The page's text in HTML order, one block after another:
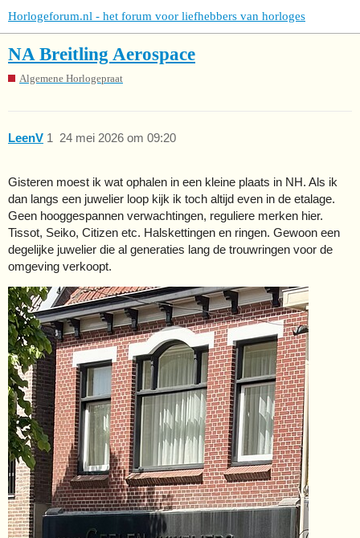
Horlogeforum.nl - het forum voor liefhebbers van horloges
NA Breitling Aerospace
Algemene Horlogepraat
LeenV 24 mei 2026 om 09:20
1
Gisteren moest ik wat ophalen in een kleine plaats in NH. Als ik
dan langs een juwelier loop kijk ik toch altijd even in de etalage.
Geen hooggespannen verwachtingen, reguliere merken hier.
Tissot, Seiko, Citizen etc. Halskettingen en ringen. Gewoon een
degelijke juwelier die al generaties lang de trouwringen voor de
omgeving verkoopt.